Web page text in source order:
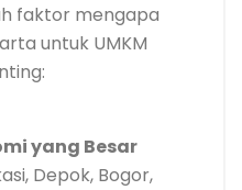
faktor mengapa
untuk UMKM
yang Besar
Depok, Bogor,